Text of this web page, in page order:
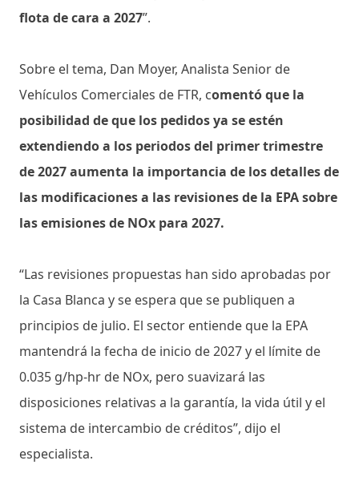
flota de cara a 2027”.
Sobre el tema, Dan Moyer, Analista Senior de
Vehículos Comerciales de FTR, comentó que la
posibilidad de que los pedidos ya se estén
extendiendo a los periodos del primer trimestre
de 2027 aumenta la importancia de los detalles de
las modificaciones a las revisiones de la EPA sobre
las emisiones de NOx para 2027.
“Las revisiones propuestas han sido aprobadas por
la Casa Blanca y se espera que se publiquen a
principios de julio. El sector entiende que la EPA
mantendrá la fecha de inicio de 2027 y el límite de
0.035 g/hp-hr de NOx, pero suavizará las
disposiciones relativas a la garantía, la vida útil y el
sistema de intercambio de créditos”, dijo el
especialista.